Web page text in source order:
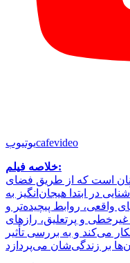
یوتیوبcafevideo
خلاصه فیلم:
است که از طریق فضای
در ابتدا هیجان‌انگیز به
واقعی، روابط پیچیده‌تر و
و پرتعلیق، رازهای
می‌کند و به بررسی تأثیر